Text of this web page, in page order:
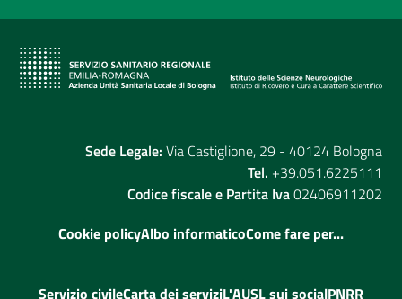
Sede Legale: Via Castiglione, 29 - 40124 Bologna
Tel. +39.051.6225111
Codice fiscale e Partita Iva02406911202
Cookie policyAlbo informaticoCome fare per...
Servizio civileCarta dei serviziL'AUSL sui socialPNRR